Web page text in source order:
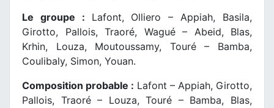
Le groupe : Lafont, Olliero – Appiah, Basila,
Girotto, Pallois, Traoré, Wagué – Abeid, Blas,
Krhin, Louza, Moutoussamy, Touré – Bamba,
Coulibaly, Simon, Youan.
Composition probable : Lafont – Appiah, Girotto,
Pallois, Traoré – Louza, Touré – Bamba, Blas,